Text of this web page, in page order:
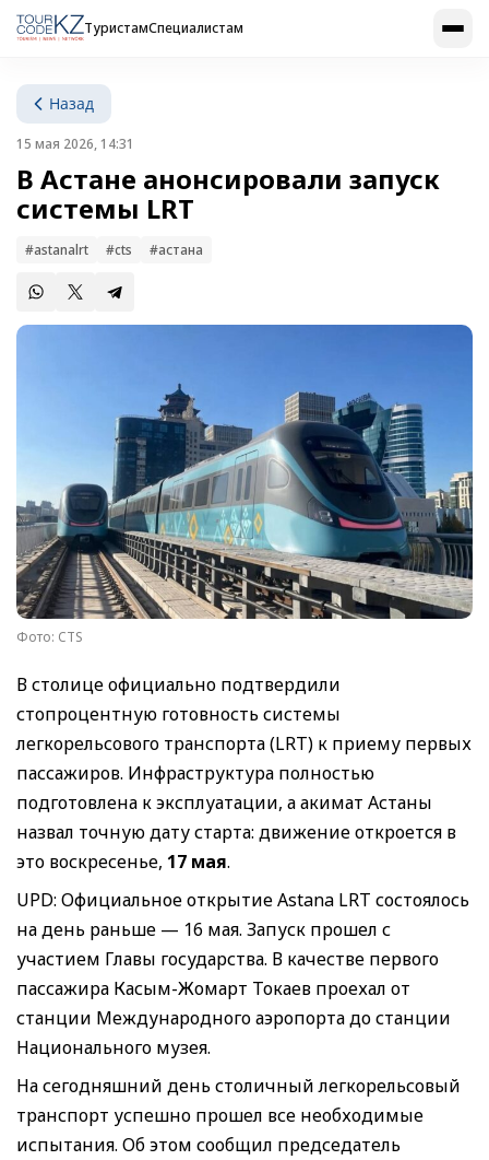
ТуристамСпециалистам
Назад
15 мая 2026, 14:31
В Астане анонсировали запуск
системы LRT
#astanalrt #cts #астана
Фото: CTS
В столице официально подтвердили
стопроцентную готовность системы
легкорельсового транспорта (LRT) к приему первых
пассажиров. Инфраструктура полностью
подготовлена к эксплуатации, а акимат Астаны
назвал точную дату старта: движение откроется в
это воскресенье, 17 мая.
UPD: Официальное открытие Astana LRT состоялось
на день раньше — 16 мая. Запуск прошел с
участием Главы государства. В качестве первого
пассажира Касым-Жомарт Токаев проехал от
станции Международного аэропорта до станции
Национального музея.
На сегодняшний день столичный легкорельсовый
транспорт успешно прошел все необходимые
испытания. Об этом сообщил председатель